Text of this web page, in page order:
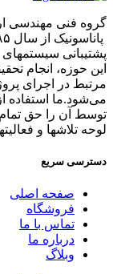
گروه فنی مهندسی
پشتیبانی
این حوزه، انجام
مرتبط در اجرای
می‌شود.ما استفاده
توسط آن را حق تمام
لوحه تلاشها و
دسترسی سریع
صفحه اصلی
فروشگاه
تماس با ما
درباره ما
وبلاگ